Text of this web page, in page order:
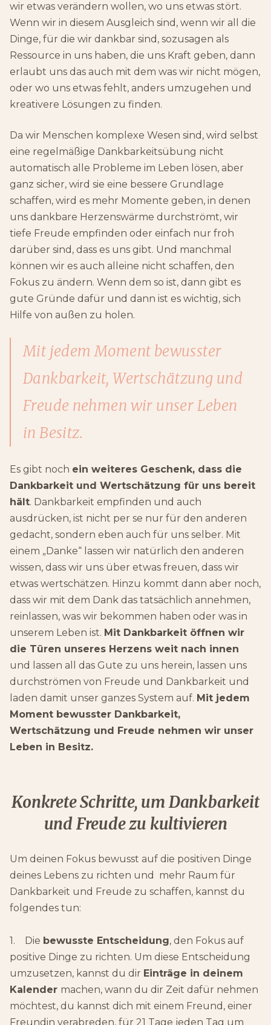
wir etwas verändern wollen, wo uns etwas stört.
Wenn wir in diesem Ausgleich sind, wenn wir all die
Dinge, für die wir dankbar sind, sozusagen als
Ressource in uns haben, die uns Kraft geben, dann
erlaubt uns das auch mit dem was wir nicht mögen,
oder wo uns etwas fehlt, anders umzugehen und
kreativere Lösungen zu finden.
Da wir Menschen komplexe Wesen sind, wird selbst
eine regelmäßige Dankbarkeitsübung nicht
automatisch alle Probleme im Leben lösen, aber
ganz sicher, wird sie eine bessere Grundlage
schaffen, wird es mehr Momente geben, in denen
uns dankbare Herzenswärme durchströmt, wir
tiefe Freude empfinden oder einfach nur froh
darüber sind, dass es uns gibt. Und manchmal
können wir es auch alleine nicht schaffen, den
Fokus zu ändern. Wenn dem so ist, dann gibt es
gute Gründe dafür und dann ist es wichtig, sich
Hilfe von außen zu holen.
Mit jedem Moment bewusster
Dankbarkeit, Wertschätzung und
Freude nehmen wir unser Leben
in Besitz.
Es gibt noch ein weiteres Geschenk, dass die
Dankbarkeit und Wertschätzung für uns bereit
hält. Dankbarkeit empfinden und auch
ausdrücken, ist nicht per se nur für den anderen
gedacht, sondern eben auch für uns selber. Mit
einem „Danke“ lassen wir natürlich den anderen
wissen, dass wir uns über etwas freuen, dass wir
etwas wertschätzen. Hinzu kommt dann aber noch,
dass wir mit dem Dank das tatsächlich annehmen,
reinlassen, was wir bekommen haben oder was in
unserem Leben ist. Mit Dankbarkeit öffnen wir
die Türen unseres Herzens weit nach innen
und lassen all das Gute zu uns herein, lassen uns
durchströmen von Freude und Dankbarkeit und
laden damit unser ganzes System auf. Mit jedem
Moment bewusster Dankbarkeit,
Wertschätzung und Freude nehmen wir unser
Leben in Besitz.
Konkrete Schritte, um Dankbarkeit
und Freude zu kultivieren
Um deinen Fokus bewusst auf die positiven Dinge
deines Lebens zu richten und mehr Raum für
Dankbarkeit und Freude zu schaffen, kannst du
folgendes tun:
1. Die bewusste Entscheidung, den Fokus auf
positive Dinge zu richten. Um diese Entscheidung
umzusetzen, kannst du dir Einträge in deinem
Kalender machen, wann du dir Zeit dafür nehmen
möchtest, du kannst dich mit einem Freund, einer
Freundin verabreden, für 21 Tage jeden Tag um